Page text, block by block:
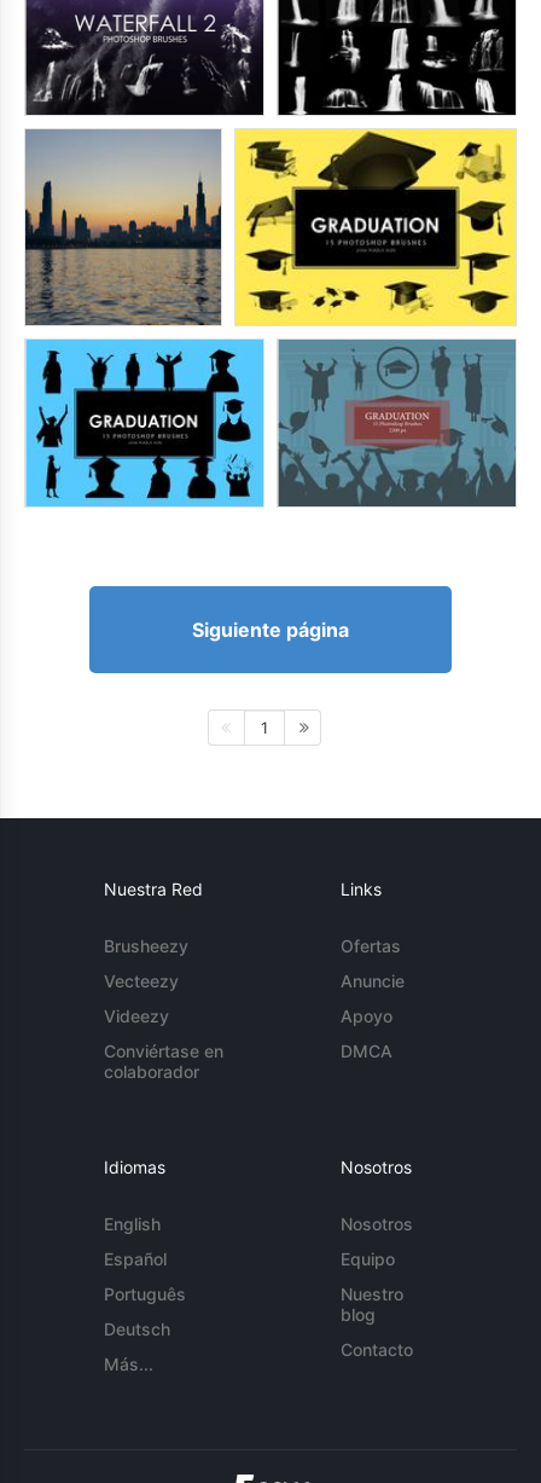
Siguiente página
1
Nuestra Red
Brusheezy
Vecteezy
Videezy
Conviértase en
colaborador
Links
Ofertas
Anuncie
Apoyo
DMCA
Idiomas
English
Español
Português
Deutsch
Más...
Nosotros
Nosotros
Equipo
Nuestro
blog
Contacto